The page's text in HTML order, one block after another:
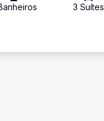
s 3 Suítes